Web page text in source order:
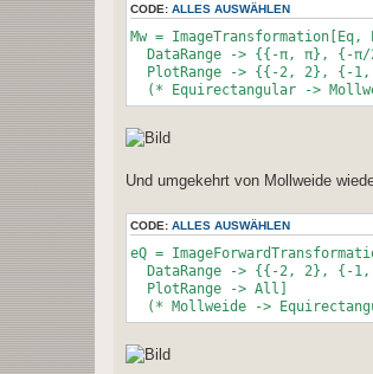
CODE: ALLES AUSWÄHLEN
Mw = ImageTransformation[Eq,
DataRange -> {{-π, π}, {-
PlotRange -> {{-2, 2}, {-
(* Equirectangular ->
Und umgekehrt von Mollweide
CODE: ALLES AUSWÄHLEN
eQ =
DataRange -> {{-2, 2}, {-
PlotRange -> All]
(* Mollweide ->